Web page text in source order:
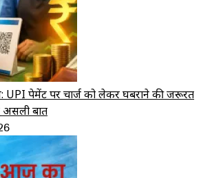
UPI पेमेंट पर चार्ज को लेकर घबराने की जरूरत
असली बात